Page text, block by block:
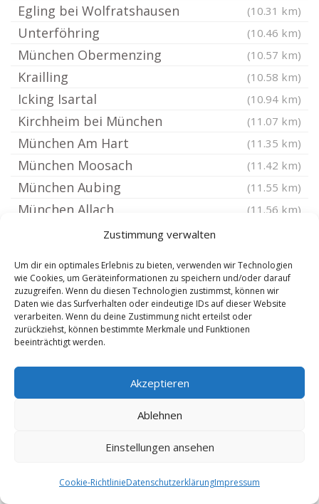
Zustimmung verwalten
Um dir ein optimales Erlebnis zu bieten, verwenden wir Technologien
wie Cookies, um Geräteinformationen zu speichern und/oder darauf
zuzugreifen. Wenn du diesen Technologien zustimmst, können wir
Daten wie das Surfverhalten oder eindeutige IDs auf dieser Website
verarbeiten. Wenn du deine Zustimmung nicht erteilst oder
zurückziehst, können bestimmte Merkmale und Funktionen
beeinträchtigt werden.
Akzeptieren
Ablehnen
Einstellungen ansehen
Cookie-RichtlinieDatenschutzerklärungImpressum
Egling bei Wolfratshausen (10.31 km)
Unterföhring (10.46 km)
München Obermenzing (10.57 km)
Krailling (10.58 km)
Icking Isartal (10.94 km)
Kirchheim bei München (11.07 km)
München Am Hart (11.35 km)
München Moosach (11.42 km)
München Aubing (11.55 km)
München Allach (11.56 km)
Poing bei München (12.25 km)
Moosach bei Grafing bei München (12.37 km)
Glonn Kreis Ebersberg Oberbayern (12.44 km)
München Freimann
Starnberg (12.54 km)
München Lochhausen
Anzing bei München
Valley Oberbayern